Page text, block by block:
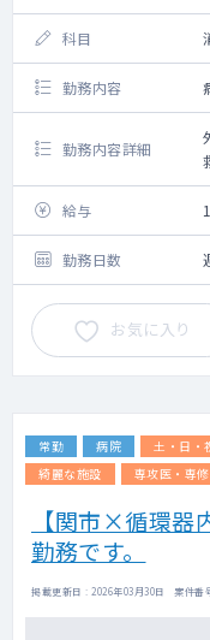
科目
勤務内容
勤務内容詳細
給与
勤務日数
お気に入り
常勤 病院 土・日・
綺麗な施設
専攻医・専
【関市×循環器
勤務です。
掲載更新日 : 2026年03月30日 案件番